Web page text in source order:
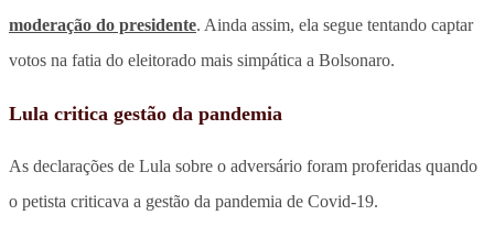
moderação do presidente. Ainda assim, ela segue tentando captar
votos na fatia do eleitorado mais simpática a Bolsonaro.
Lula critica gestão da pandemia
As declarações de Lula sobre o adversário foram proferidas quando
o petista criticava a gestão da pandemia de Covid-19.